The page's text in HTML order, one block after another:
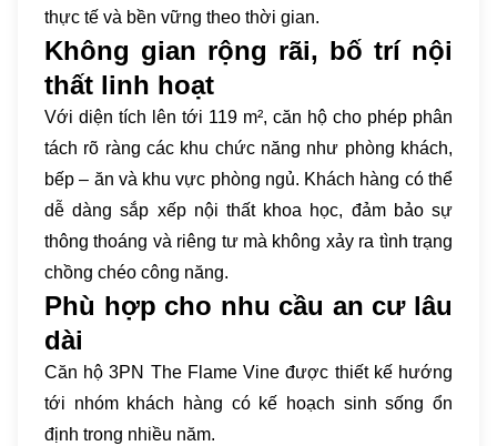
thực tế và bền vững theo thời gian.
Không gian rộng rãi, bố trí nội
thất linh hoạt
Với diện tích lên tới 119 m², căn hộ cho phép phân
tách rõ ràng các khu chức năng như phòng khách,
bếp – ăn và khu vực phòng ngủ. Khách hàng có thể
dễ dàng sắp xếp nội thất khoa học, đảm bảo sự
thông thoáng và riêng tư mà không xảy ra tình trạng
chồng chéo công năng.
Phù hợp cho nhu cầu an cư lâu
dài
Căn hộ 3PN The Flame Vine được thiết kế hướng
tới nhóm khách hàng có kế hoạch sinh sống ổn
định trong nhiều năm.